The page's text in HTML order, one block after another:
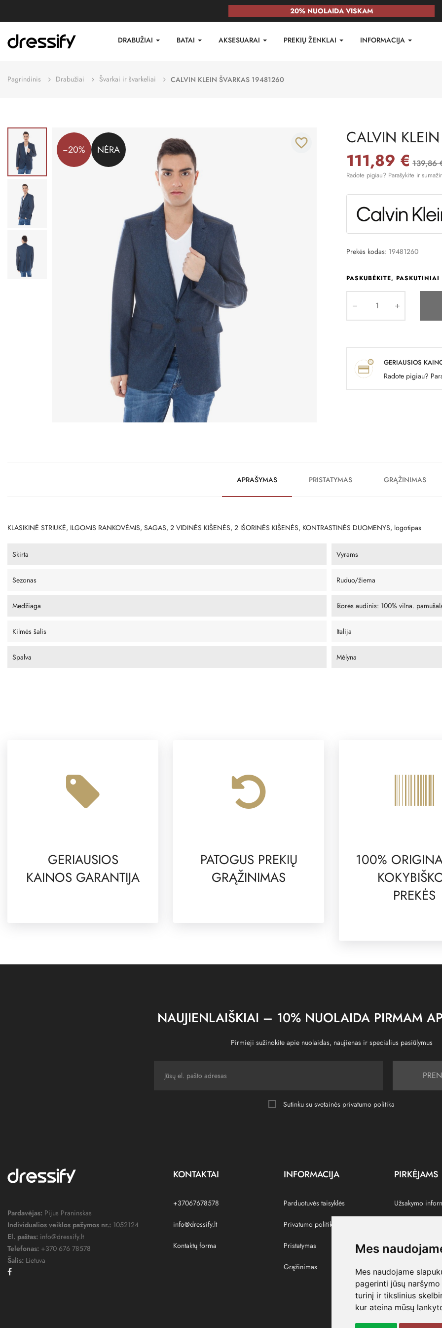
Mes
Mes naudojame
pagerinti jūsų
turinį ir tikslinius
kur ateina mūsų
20% NUOLAIDA VISKAM
DRABUŽIAI BATAI AKSESUARAI PREKIŲ ŽENKLAI INFORMACIJA
Pagrindinis Drabužiai Švarkai ir švarkeliai CALVIN KLEIN ŠVARKAS 19481260
−20% NĖRA favorite_border CALVIN
111,89 € 139,86
Radote pigiau? Parašykite ir
Prekės kodas: 19481260
PASKUBĖKITE,
GERIAUSIOS
Radote pigiau?
APRAŠYMAS PRISTATYMAS GRĄŽINIMAS
KLASIKINĖ STRIUKĖ, ILGOMIS RANKOVĖMIS, SAGAS, 2 VIDINĖS KIŠENĖS, 2 ​​IŠORINĖS KIŠENĖS, KONTRASTINĖS DUOMENYS, logotipas
Skirta Vyrams
Sezonas Ruduo/žiema
Medžiaga Išorės audinis: 100% vilna.
Kilmės šalis Italija
Spalva Mėlyna
GERIAUSIOS
KAINOS GARANTIJA
PATOGUS PREKIŲ
GRĄŽINIMAS
100%
PREKĖS
NAUJIENLAIŠKIAI – 10% NUOLAIDA PIRMAM
Pirmieji sužinokite apie nuolaidas, naujienas ir specialius pasiūlymus
Sutinku su svetainės privatumo politika
Pardavėjas: Pijus Praninskas
Individualios veiklos pažymos nr.: 1052124
El. paštas: info@dressify.lt
Telefonas: +370 676 78578
Šalis: Lietuva
KONTAKTAI
+37067678578
info@dressify.lt
Kontaktų forma
INFORMACIJA
Parduotuvės taisyklės
Privatumo politika
Pristatymas
Grąžinimas
PIRKĖJAMS
Užsakymo
Paskyra
Pamėgtos prekės